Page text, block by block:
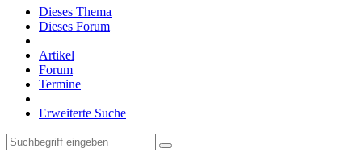
Dieses Thema
Dieses Forum
Artikel
Forum
Termine
Erweiterte Suche